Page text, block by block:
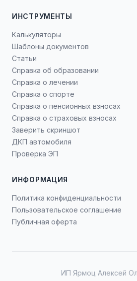
ИНСТРУМЕНТЫ
Калькуляторы
Шаблоны документов
Статьи
Справка об образовании
Справка о лечении
Справка о спорте
Справка о пенсионных взносах
Справка о страховых взносах
Заверить скриншот
ДКП автомобиля
Проверка ЭП
ИНФОРМАЦИЯ
Политика конфиденциальности
Пользовательское соглашение
Публичная оферта
ИП Ярмоц Алексей